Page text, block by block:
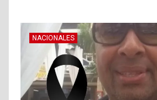
NACIONALES